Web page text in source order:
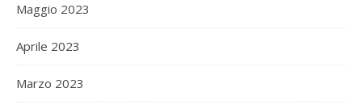
Maggio 2023
Aprile 2023
Marzo 2023